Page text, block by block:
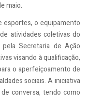
maio.
esportes, o equipamento
atividades coletivas do
Secretaria de Ação
visando à qualificação,
o aperfeiçoamento de
sociais. A iniciativa
conversa, tendo como